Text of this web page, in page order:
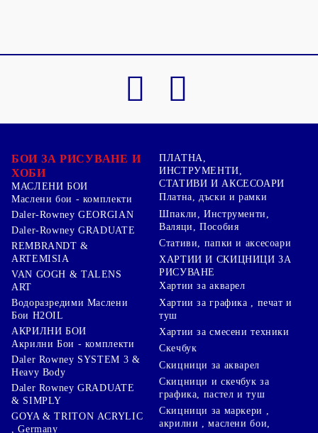
БОИ ЗА РИСУВАНЕ И
ХОБИ
МАСЛЕНИ БОИ
Маслени бои - комплекти
Daler-Rowney GEORGIAN
Daler-Rowney GRADUATE
REMBRANDT &
ARTEMISIA
VAN GOGH & TALENS
ART
Водоразредими Маслени
Бои H2OIL
АКРИЛНИ БОИ
Акрилни Бои - комплекти
Daler Rowney SYSTEM 3 &
Heavy Body
Daler Rowney GRADUATE
& SIMPLY
GOYA & TRITON АCRYLIC
, Germany
ПЛАТНА,
ИНСТРУМЕНТИ,
СТАТИВИ И АКСЕСОАРИ
Платна, дъски и рамки
Шпакли, Инструменти,
Валяци, Пособия
Стативи, папки и аксесоари
ХАРТИИ И СКИЦНИЦИ ЗА
РИСУВАНЕ
Хартии за акварел
Хартии за графика , печат и
туш
Хартии за смесени техники
Скечбук
Скицници за акварел
Скицници и скечбук за
графика, пастел и туш
Скицници за маркери ,
акрилни , маслени бои,